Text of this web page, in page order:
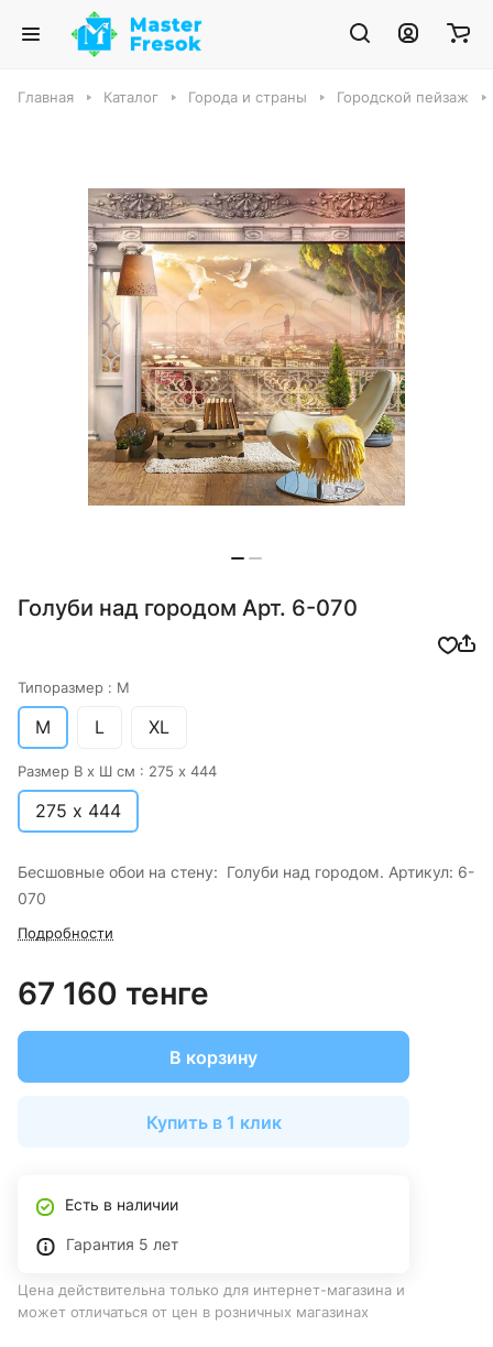
Главная Каталог Города и страны Городской пейзаж
Голуби над городом Арт. 6-070
Типоразмер : M
M L XL
Размер В х Ш см : 275 х 444
275 х 444
Бесшовные обои на стену: Голуби над городом. Артикул: 6-
070
Подробности
67 160 тенге
В корзину
Купить в 1 клик
Есть в наличии
Гарантия 5 лет
Цена действительна только для интернет-магазина и
может отличаться от цен в розничных магазинах